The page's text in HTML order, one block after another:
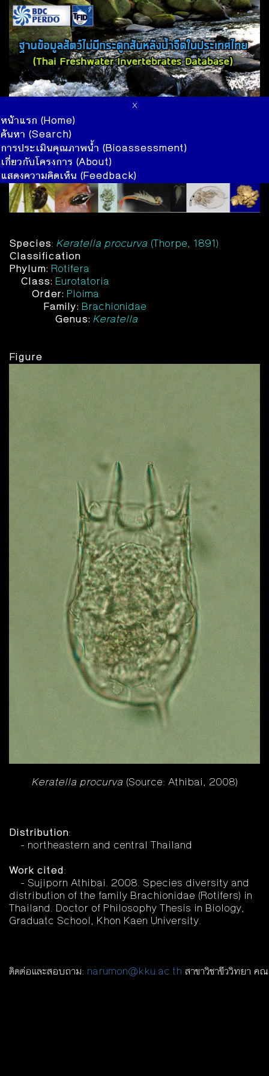
x
หน้าแรก (Home)
ค้นหา (Search)
การประเมินคุณภาพน้ำ (Bioassessment)
เกี่ยวกับโครงการ (About)
แสดงความคิดเห็น (Feedback)
Species: Keratella procurva (Thorpe, 1891)
Classification
Phylum: Rotifera
Class: Eurotatoria
Order: Ploima
Family: Brachionidae
Genus: Keratella
Figure
Keratella procurva (Source: Athibai, 2008)
Distribution:
- northeastern and central Thailand
Work cited:
- Sujiporn Athibai. 2008. Species diversity and
distribution of the family Brachionidae (Rotifers) in
Thailand. Doctor of Philosophy Thesis in Biology,
Graduatc School, Khon Kaen University.
ติดต่อและสอบถาม: narumon@kku.ac.th สาขาวิชาขีววิทยา